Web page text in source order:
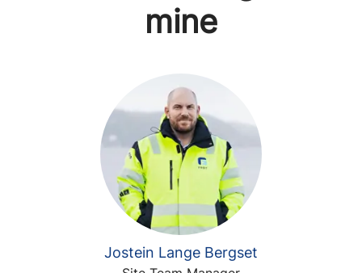
mine
Jostein Lange Bergset